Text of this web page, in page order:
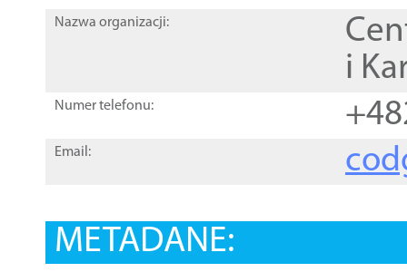
Nazwa organizacji:
i
Numer telefonu:
Email:
METADANE: